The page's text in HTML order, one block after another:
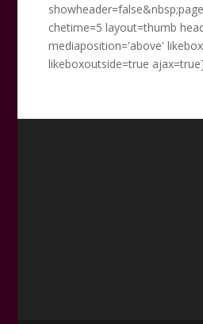
chetime=5 layout=thumb
mediaposition='above'
likeboxoutside=true ajax=true]